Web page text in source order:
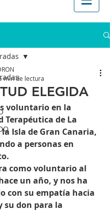
ELEGIDA
min de lectura
voluntario en la
Terapéutica de La
Isla de Gran Canaria,
a personas en
como voluntario al
un año, y nos ha
con su empatía hacia
su don para la